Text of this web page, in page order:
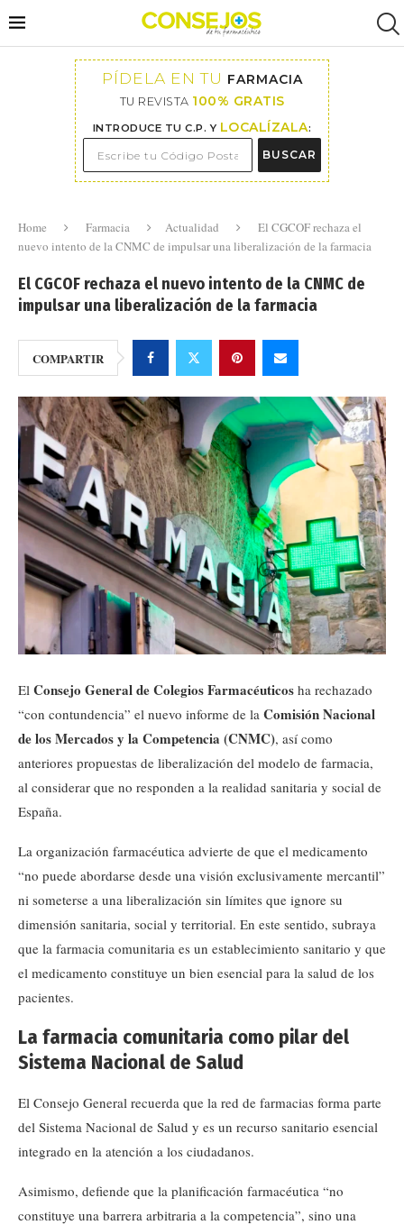
PÍDELA EN TU FARMACIA
TU REVISTA 100% GRATIS
INTRODUCE TU C.P. Y LOCALÍZALA:
BUSCAR
Home Farmacia Actualidad
El CGCOF rechaza el
nuevo intento de la CNMC de impulsar una liberalización de la farmacia
El CGCOF rechaza el nuevo intento de la CNMC de
impulsar una liberalización de la farmacia
COMPARTIR
El Consejo General de Colegios Farmacéuticos ha rechazado
“con contundencia” el nuevo informe de la Comisión Nacional
de los Mercados y la Competencia (CNMC), así como
anteriores propuestas de liberalización del modelo de farmacia,
al considerar que no responden a la realidad sanitaria y social de
España.
La organización farmacéutica advierte de que el medicamento
“no puede abordarse desde una visión exclusivamente mercantil”
ni someterse a una liberalización sin límites que ignore su
dimensión sanitaria, social y territorial. En este sentido, subraya
que la farmacia comunitaria es un establecimiento sanitario y que
el medicamento constituye un bien esencial para la salud de los
pacientes.
La farmacia comunitaria como pilar del
Sistema Nacional de Salud
El Consejo General recuerda que la red de farmacias forma parte
del Sistema Nacional de Salud y es un recurso sanitario esencial
integrado en la atención a los ciudadanos.
Asimismo, defiende que la planificación farmacéutica “no
constituye una barrera arbitraria a la competencia”, sino una